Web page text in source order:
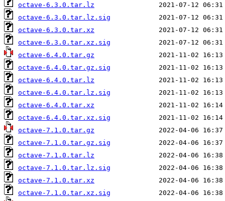
octave-6.3.0.tar.lz
octave-6.3.0.tar.lz.sig
octave-6.3.0.tar.xz
octave-6.3.0.tar.xz.sig
octave-6.4.0.tar.gz
octave-6.4.0.tar.gz.sig
octave-6.4.0.tar.lz
octave-6.4.0.tar.lz.sig
octave-6.4.0.tar.xz
octave-6.4.0.tar.xz.sig
octave-7.1.0.tar.gz
octave-7.1.0.tar.gz.sig
octave-7.1.0.tar.lz
octave-7.1.0.tar.lz.sig
octave-7.1.0.tar.xz
octave-7.1.0.tar.xz.sig